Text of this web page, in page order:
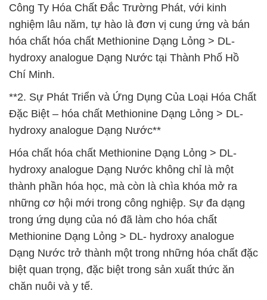
Công Ty Hóa Chất Đắc Trường Phát, với kinh
nghiệm lâu năm, tự hào là đơn vị cung ứng và bán
hóa chất hóa chất Methionine Dạng Lỏng > DL-
hydroxy analogue Dạng Nước tại Thành Phố Hồ
Chí Minh.
**2. Sự Phát Triển và Ứng Dụng Của Loại Hóa Chất
Đặc Biệt – hóa chất Methionine Dạng Lỏng > DL-
hydroxy analogue Dạng Nước**
Hóa chất hóa chất Methionine Dạng Lỏng > DL-
hydroxy analogue Dạng Nước không chỉ là một
thành phần hóa học, mà còn là chìa khóa mở ra
những cơ hội mới trong công nghiệp. Sự đa dạng
trong ứng dụng của nó đã làm cho hóa chất
Methionine Dạng Lỏng > DL- hydroxy analogue
Dạng Nước trở thành một trong những hóa chất đặc
biệt quan trọng, đặc biệt trong sản xuất thức ăn
chăn nuôi và y tế.